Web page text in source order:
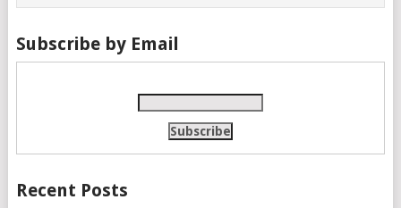
Subscribe by Email
Recent Posts